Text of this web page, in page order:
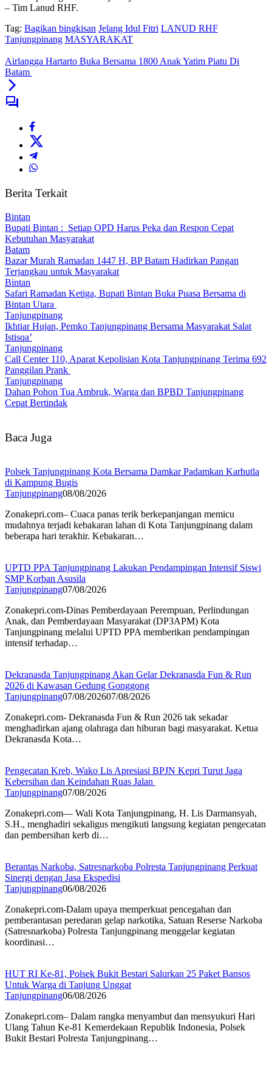
– Tim Lanud RHF.
Tag: Bagikan bingkisan Jelang Idul Fitri LANUD RHF
Tanjungpinang MASYARAKAT
Airlangga Hartarto Buka Bersama 1800 Anak Yatim Piatu Di
Batam
Berita Terkait
Bintan
Bupati Bintan : Setiap OPD Harus Peka dan Respon Cepat
Kebutuhan Masyarakat
Batam
Bazar Murah Ramadan 1447 H, BP Batam Hadirkan Pangan
Terjangkau untuk Masyarakat
Bintan
Safari Ramadan Ketiga, Bupati Bintan Buka Puasa Bersama di
Bintan Utara
Tanjungpinang
Ikhtiar Hujan, Pemko Tanjungpinang Bersama Masyarakat Salat
Istisqa’
Tanjungpinang
Call Center 110, Aparat Kepolisian Kota Tanjungpinang Terima 692
Panggilan Prank
Tanjungpinang
Dahan Pohon Tua Ambruk, Warga dan BPBD Tanjungpinang
Cepat Bertindak
Baca Juga
Polsek Tanjungpinang Kota Bersama Damkar Padamkan Karhutla
di Kampung Bugis
Tanjungpinang08/08/2026
Zonakepri.com– Cuaca panas terik berkepanjangan memicu
mudahnya terjadi kebakaran lahan di Kota Tanjungpinang dalam
beberapa hari terakhir. Kebakaran…
UPTD PPA Tanjungpinang Lakukan Pendampingan Intensif Siswi
SMP Korban Asusila
Tanjungpinang07/08/2026
Zonakepri.com-Dinas Pemberdayaan Perempuan, Perlindungan
Anak, dan Pemberdayaan Masyarakat (DP3APM) Kota
Tanjungpinang melalui UPTD PPA memberikan pendampingan
intensif terhadap…
Dekranasda Tanjungpinang Akan Gelar Dekranasda Fun & Run
2026 di Kawasan Gedung Gonggong
Tanjungpinang07/08/202607/08/2026
Zonakepri.com- Dekranasda Fun & Run 2026 tak sekadar
menghadirkan ajang olahraga dan hiburan bagi masyarakat. Ketua
Dekranasda Kota…
Pengecatan Kreb, Wako Lis Apresiasi BPJN Kepri Turut Jaga
Kebersihan dan Keindahan Ruas Jalan
Tanjungpinang07/08/2026
Zonakepri.com— Wali Kota Tanjungpinang, H. Lis Darmansyah,
S.H., menghadiri sekaligus mengikuti langsung kegiatan pengecatan
dan pembersihan kerb di…
Berantas Narkoba, Satresnarkoba Polresta Tanjungpinang Perkuat
Sinergi dengan Jasa Ekspedisi
Tanjungpinang06/08/2026
Zonakepri.com-Dalam upaya memperkuat pencegahan dan
pemberantasan peredaran gelap narkotika, Satuan Reserse Narkoba
(Satresnarkoba) Polresta Tanjungpinang menggelar kegiatan
koordinasi…
HUT RI Ke-81, Polsek Bukit Bestari Salurkan 25 Paket Bansos
Untuk Warga di Tanjung Unggat
Tanjungpinang06/08/2026
Zonakepri.com– Dalam rangka menyambut dan mensyukuri Hari
Ulang Tahun Ke-81 Kemerdekaan Republik Indonesia, Polsek
Bukit Bestari Polresta Tanjungpinang…